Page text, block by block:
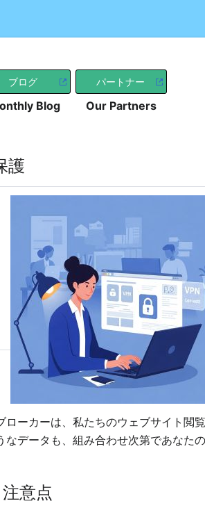
ブログ パートナー
Blog
Our Partners
護
ーカーは、私たちのウェブサイト閲
データも、組み合わせ次第であなた
意点